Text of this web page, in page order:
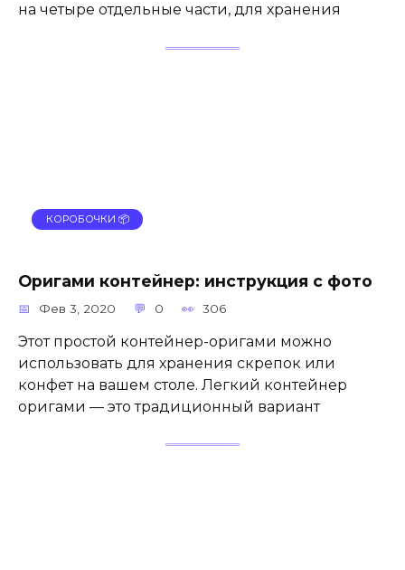
на четыре отдельные части, для хранения
КОРОБОЧКИ 📦
Оригами контейнер: инструкция с фото
Фев 3, 2020 0 306
Этот простой контейнер-оригами можно
использовать для хранения скрепок или
конфет на вашем столе. Легкий контейнер
оригами — это традиционный вариант